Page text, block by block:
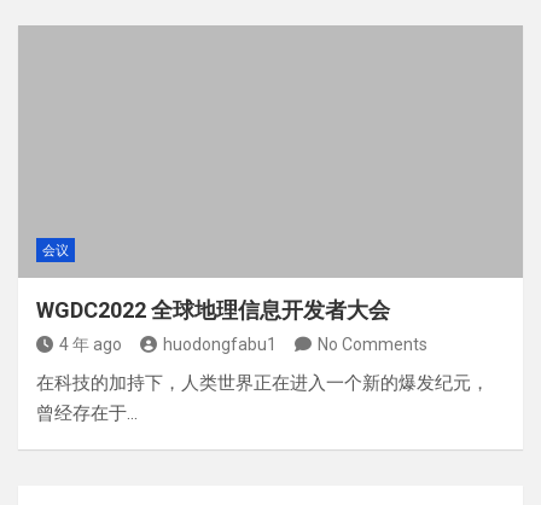
会议
WGDC2022 全球地理信息开发者大会
4 年 ago huodongfabu1 No Comments
在科技的加持下，人类世界正在进入一个新的爆发纪元，
曾经存在于…